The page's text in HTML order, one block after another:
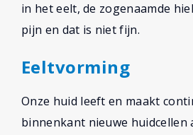
in het eelt, de zogenaamde
pijn en dat is niet fijn.
Eeltvorming
Onze huid leeft en maakt
binnenkant nieuwe huidcellen